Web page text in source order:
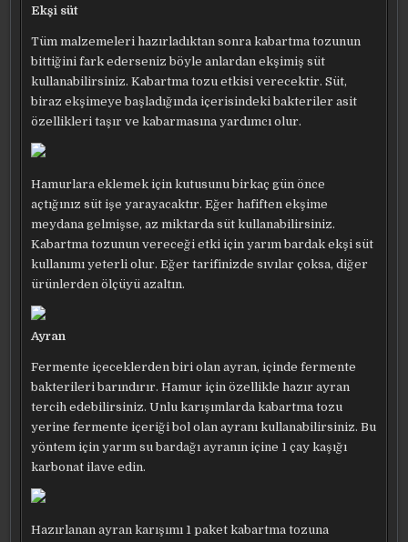
Ekşi süt
Tüm malzemeleri hazırladıktan sonra kabartma tozunun
bittiğini fark ederseniz böyle anlardan ekşimiş süt
kullanabilirsiniz. Kabartma tozu etkisi verecektir. Süt,
biraz ekşimeye başladığında içerisindeki bakteriler asit
özellikleri taşır ve kabarmasına yardımcı olur.
Hamurlara eklemek için kutusunu birkaç gün önce
açtığınız süt işe yarayacaktır. Eğer hafiften ekşime
meydana gelmişse, az miktarda süt kullanabilirsiniz.
Kabartma tozunun vereceği etki için yarım bardak ekşi süt
kullanımı yeterli olur. Eğer tarifinizde sıvılar çoksa, diğer
ürünlerden ölçüyü azaltın.
Ayran
Fermente içeceklerden biri olan ayran, içinde fermente
bakterileri barındırır. Hamur için özellikle hazır ayran
tercih edebilirsiniz. Unlu karışımlarda kabartma tozu
yerine fermente içeriği bol olan ayranı kullanabilirsiniz. Bu
yöntem için yarım su bardağı ayranın içine 1 çay kaşığı
karbonat ilave edin.
Hazırlanan ayran karışımı 1 paket kabartma tozuna